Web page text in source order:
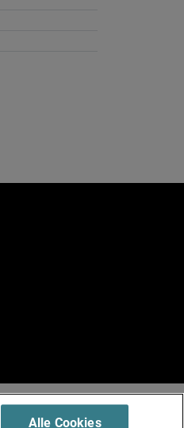
Alle Cookies